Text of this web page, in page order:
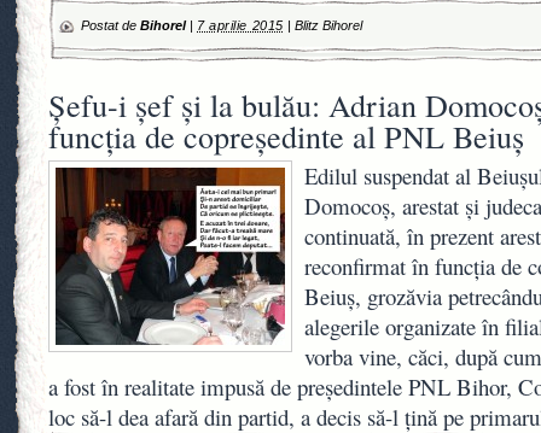
Postat de Bihorel| 7 aprilie 2015 | Blitz Bihorel
Şefu-i şef şi la bulău: Adrian
funcţia de copreşedinte al PNL Beiuş
Edilul suspendat al
Domocoş, arestat şi
continuată, în prezent
reconfirmat în funcţia de
Beiuş, grozăvia
alegerile organizate în
vorba vine, căci, după
a fost în realitate impusă de preşedintele PNL Bihor,
loc să-l dea afară din partid, a decis să-l ţină pe